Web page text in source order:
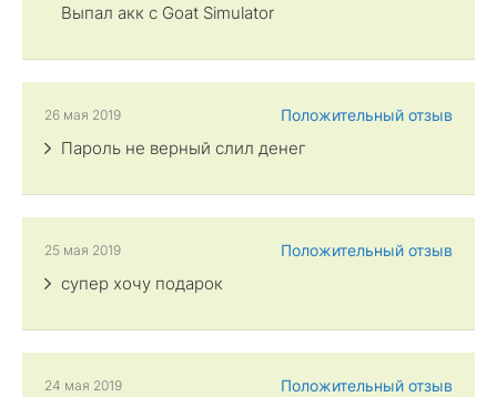
Выпал акк с Goat Simulator
Положительный отзыв
26 мая 2019
Пароль не верный слил денег
Положительный отзыв
25 мая 2019
супер хочу подарок
Положительный отзыв
24 мая 2019